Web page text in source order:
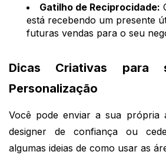
Gatilho de Reciprocidade:
está recebendo um presente
futuras vendas para o seu
Dicas Criativas
Personalização
Você pode enviar a sua própria
designer de confiança ou
algumas ideias de como usar as